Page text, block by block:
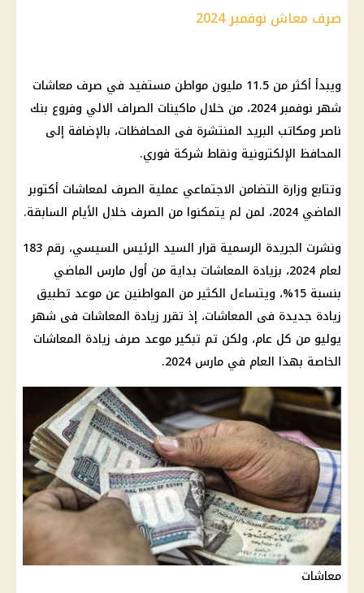
صرف معاش نوفمبر 2024
ويبدأ أكثر من 11.5 مليون مواطن مستفيد في صرف معاشات
شهر نوفمبر 2024
، من خلال ماكينات الصراف الالي وفروع بنك
ناصر ومكاتب البريد المنتشرة فى المحافظات، بالإضافة إلى
المحافظ الإلكترونية ونقاط شركة فوري.
وتتابع وزارة التضامن الاجتماعي عملية الصرف لمعاشات أكتوبر
الماضي 2024، لمن لم يتمكنوا من
الصرف خلال الأيام السابقة.
ونشرت الجريدة الرسمية قرارالسيد الرئيس السيسي
، رقم 183
لعام 2024، بزيادة
المعاشات بداية من أول مارس الماضي
بنسبة 15%، ويتساءل الكثير من المواطنين عن
موعد تطبيق
زيادة جديدة فى المعاشات، إذ تقررزيادة المعاشات فى شهر
يوليو من كل عام، ولكن تم تبكيرموعد صرف زيادة المعاشات
الخاصة بهذا العام في مارس 2024.
معاشات